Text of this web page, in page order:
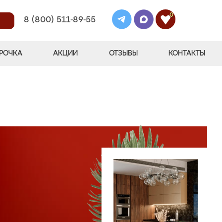
8 (800) 511-89-55
0
АКЦИИ ОТЗЫВЫ КОНТАКТЫ